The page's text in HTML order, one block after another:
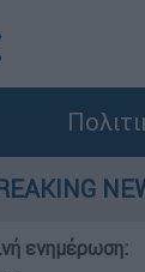
ενημέρωση: